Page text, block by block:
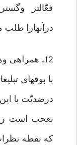
فعّالتر
درآنهارا طلب
12ـ همراهی وهم صدائی نویسنده مقاله
با بوقهای
درضدیّت با
تعجب است
که نقطه